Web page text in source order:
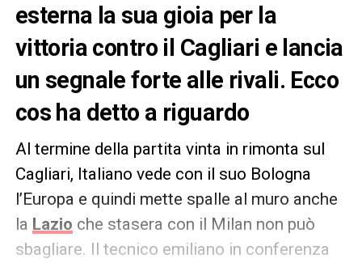
esterna la sua gioia per la
vittoria contro il Cagliari e lancia
un segnale forte alle rivali. Ecco
cos ha detto a riguardo
Al termine della partita vinta in rimonta sul
Cagliari, Italiano vede con il suo Bologna
l’Europa e quindi mette spalle al muro anche
la Lazio che stasera con il Milan non può
sbagliare. Il tecnico emiliano in conferenza